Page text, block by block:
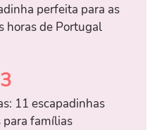
perfeita para as
horas de Portugal
3
11 escapadinhas
famílias